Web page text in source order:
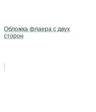
Обложка флаера с двух
сторон